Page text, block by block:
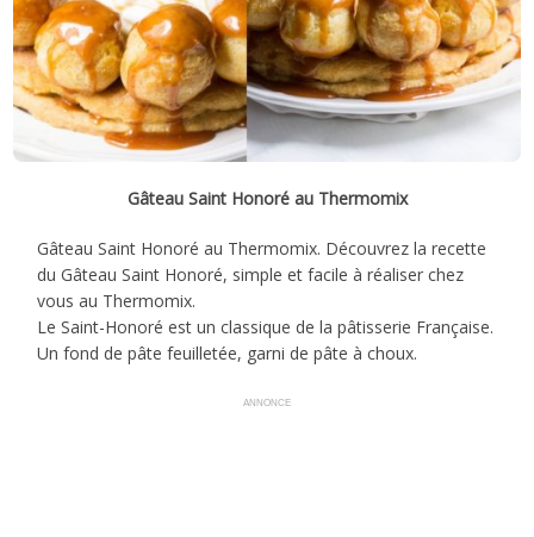
Gâteau Saint Honoré au Thermomix
Gâteau Saint Honoré au Thermomix. Découvrez la recette
du Gâteau Saint Honoré, simple et facile à réaliser chez
vous au Thermomix.
Le Saint-Honoré est un classique de la pâtisserie Française.
Un fond de pâte feuilletée, garni de pâte à choux.
ANNONCE